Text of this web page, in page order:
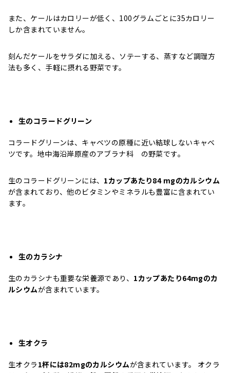
また、ケールはカロリーが低く、100グラムごとに35カロリー
しか含まれていません。
刻んだケールをサラダに加える、ソテーする、蒸すなど調理方
法も多く、手軽に摂れる野菜です。
生のコラードグリーン
コラードグリーンは、キャベツの原種に近い結球しないキャベ
ツです。地中海沿岸原産のアブラナ科 の野菜です。
生のコラードグリーンには、 1カップあたり84 mgのカルシウム
が含まれており、他のビタミンやミネラルも豊富に含まれてい
ます。
生のカラシナ
生のカラシナも重要な栄養源であり、 1カップあたり64mgのカ
ルシウムが含まれています。
生オクラ
生オクラ 1杯には82mgのカルシウムが含まれています。 オクラ